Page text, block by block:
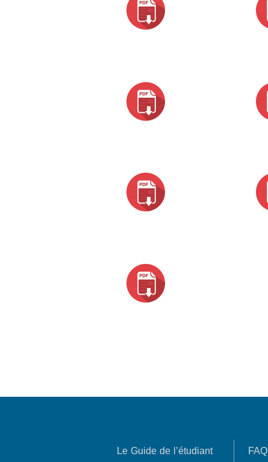
Le Guide de l’étudiant FAQ